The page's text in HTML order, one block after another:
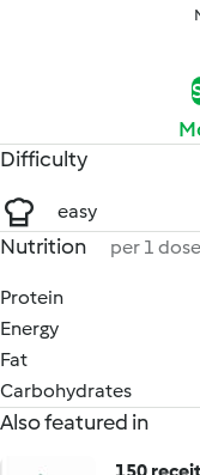
Difficulty
easy
Nutrition per 1 dose
Protein
Energy
Fat
Carbohydrates
Also featured in